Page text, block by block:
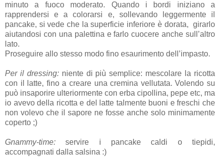
minuto a fuoco moderato. Quando i bordi iniziano a
rapprendersi e a colorarsi e, sollevando leggermente il
pancake, si vede che la superficie inferiore è dorata, girarlo
aiutandosi con una palettina e farlo cuocere anche sull’altro
lato.
Proseguire allo stesso modo fino esaurimento dell’impasto.
Per il dressing:niente di più semplice: mescolare la ricotta
con il latte, fino a creare una cremina vellutata. Volendo su
può insaporire ulteriormente con erba cipollina, pepe etc, ma
io avevo della ricotta e del latte talmente buoni e freschi che
non volevo che il sapore ne fosse anche solo minimamente
coperto ;)
Gnammy-time: servire i pancake caldi o tiepidi,
accompagnati dalla salsina :)